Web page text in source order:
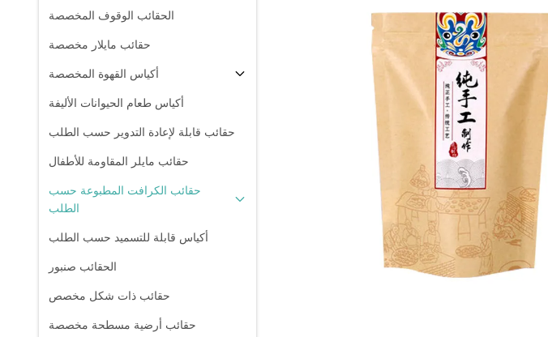
الحقائب الوقوف المخصصة
حقائب مايلار مخصصة
أكياس القهوة المخصصة
أكياس طعام الحيوانات الأليفة
حقائب قابلة لإعادة التدوير حسب الطلب
حقائب مايلر المقاومة للأطفال
حقائب الكرافت المطبوعة حسب
الطلب
أكياس قابلة للتسميد حسب الطلب
الحقائب صنبور
حقائب ذات شكل مخصص
حقائب أرضية مسطحة مخصصة